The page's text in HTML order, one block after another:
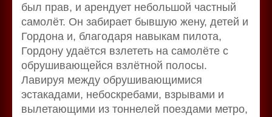
был прав, и арендует небольшой частный
самолёт. Он забирает бывшую жену, детей и
Гордона и, благодаря навыкам пилота,
Гордону удаётся взлететь на самолёте с
обрушивающейся взлётной полосы.
Лавируя между обрушивающимися
эстакадами, небоскребами, взрывами и
вылетающими из тоннелей поездами метро,